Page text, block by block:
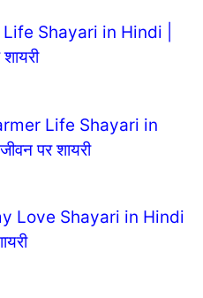
Shayari in Hindi |
Life Shayari in
पर शायरी
Love Shayari in Hindi